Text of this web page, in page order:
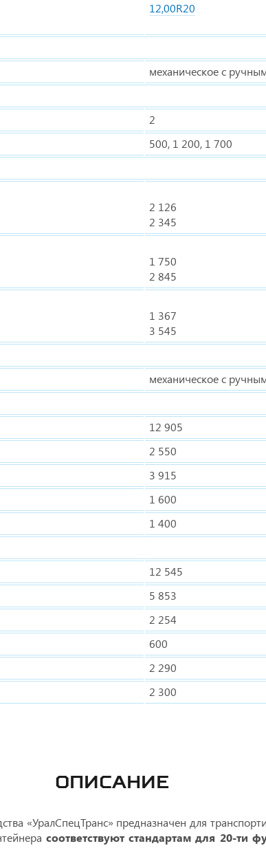
12,00R20
механическое с
2
500, 1 200, 1 700
2 126
2 345
1 750
2 845
1 367
3 545
механическое с
12 905
2 550
3 915
1 600
1 400
12 545
5 853
2 254
600
2 290
2 300
ОПИСАНИЕ
«УралСпецТранс» предназначен для
соответствуют стандартам для 20-ти